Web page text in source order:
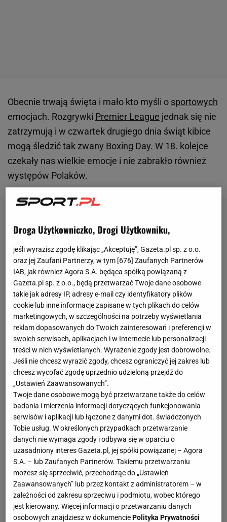
Obecnie trwają święta i mało kto myśli o sportowych
emocjach. Rozgrywki Premier League jednak się nie
zatrzymują i w czwartek drugiego dnia świąt kibice
mogą śledzić tak zwany Boxing Day. W 18. kolejce
czekały nas wielkie emocje i nie zabrakło również
występów Polaków.
Droga Użytkowniczko, Drogi Użytkowniku,
jeśli wyrazisz zgodę klikając „Akceptuję”, Gazeta.pl sp. z o.o.
oraz jej Zaufani Partnerzy, w tym [676] Zaufanych Partnerów
IAB, jak również Agora S.A. będąca spółką powiązaną z
Gazeta.pl sp. z o.o., będą przetwarzać Twoje dane osobowe
takie jak adresy IP, adresy e-mail czy identyfikatory plików
cookie lub inne informacje zapisane w tych plikach do celów
marketingowych, w szczególności na potrzeby wyświetlania
reklam dopasowanych do Twoich zainteresowań i preferencji w
swoich serwisach, aplikacjach i w Internecie lub personalizacji
treści w nich wyświetlanych. Wyrażenie zgody jest dobrowolne.
Jeśli nie chcesz wyrazić zgody, chcesz ograniczyć jej zakres lub
chcesz wycofać zgodę uprzednio udzieloną przejdź do
„Ustawień Zaawansowanych”.
Twoje dane osobowe mogą być przetwarzane także do celów
badania i mierzenia informacji dotyczących funkcjonowania
serwisów i aplikacji lub łączone z danymi dot. świadczonych
Tobie usług. W określonych przypadkach przetwarzanie
danych nie wymaga zgody i odbywa się w oparciu o
uzasadniony interes Gazeta.pl, jej spółki powiązanej – Agora
S.A. – lub Zaufanych Partnerów. Takiemu przetwarzaniu
możesz się sprzeciwić, przechodząc do „Ustawień
Zaawansowanych” lub przez kontakt z administratorem – w
zależności od zakresu sprzeciwu i podmiotu, wobec którego
jest kierowany. Więcej informacji o przetwarzaniu danych
osobowych znajdziesz w dokumenciePolityka Prywatności